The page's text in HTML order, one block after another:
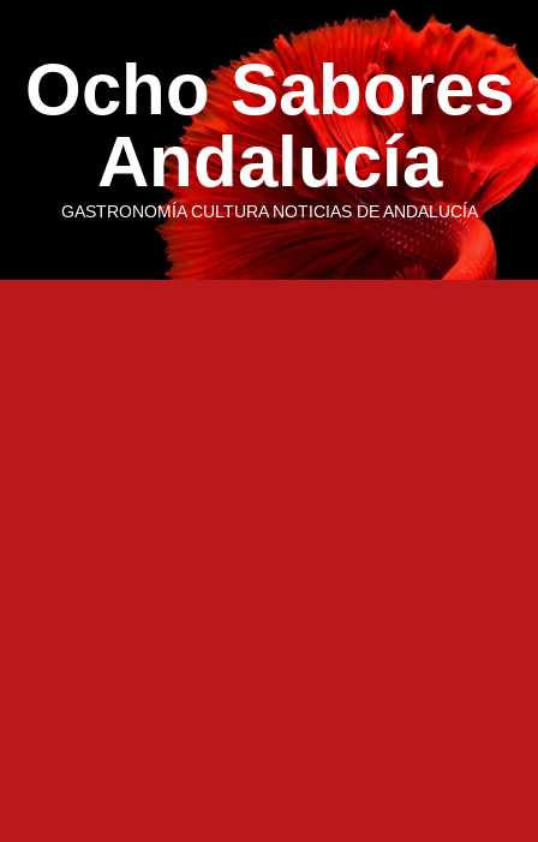
contenido
Ocho Sabores
Andalucía
GASTRONOMÍA CULTURA NOTICIAS DE ANDALUCÍA